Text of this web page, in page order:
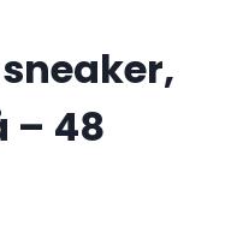
– 48